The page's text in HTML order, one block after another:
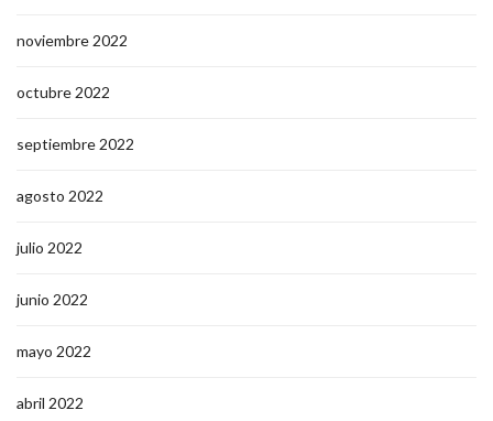
noviembre 2022
octubre 2022
septiembre 2022
agosto 2022
julio 2022
junio 2022
mayo 2022
abril 2022